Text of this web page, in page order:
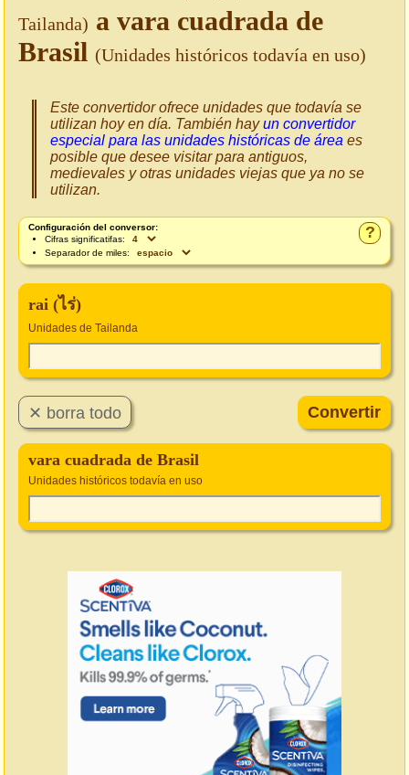
Tailanda) a vara cuadrada de
Brasil (Unidades históricos todavía en uso)
Este convertidor ofrece unidades que todavía se
utilizan hoy en día. También hayun convertidor
especial para las unidades históricas de área es
posible que desee visitar para antiguos,
medievales y otras unidades viejas que ya no se
utilizan.
?
Configuración del conversor:
Cifras significatifas:
Separador de miles:
rai (ไร่)
Unidades de Tailanda
vara cuadrada de Brasil
Unidades históricos todavía en uso